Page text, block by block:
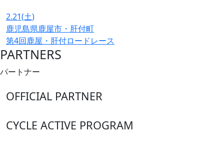
2.21(土)
鹿児島県鹿屋市・肝付町
第4回鹿屋・肝付ロードレース
PARTNERS
パートナー
OFFICIAL PARTNER
CYCLE ACTIVE PROGRAM